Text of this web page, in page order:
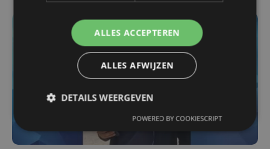
ALLES ACCEPTEREN
ALLES AFWIJZEN
DETAILS WEERGEVEN
POWERED BY COOKIESCRIPT